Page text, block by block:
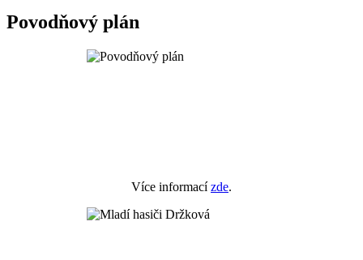
Povodňový plán
Více informacízde.